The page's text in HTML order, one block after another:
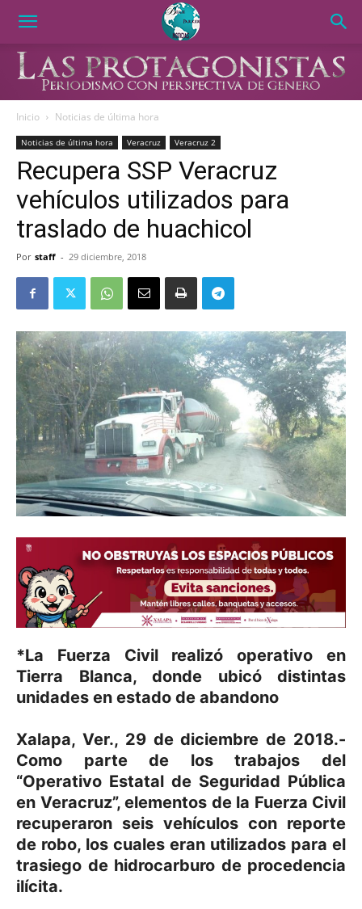
Inicio Noticias de última hora
Noticias de última hora Veracruz Veracruz 2
Recupera SSP Veracruz
vehículos utilizados para
traslado de huachicol
Por staff - 29 diciembre, 2018
*La Fuerza Civil realizó operativo en
Tierra Blanca, donde ubicó distintas
unidades en estado de abandono
Xalapa, Ver., 29 de diciembre de 2018.-
Como parte de los trabajos del
“Operativo Estatal de Seguridad Pública
en Veracruz”, elementos de la Fuerza Civil
recuperaron seis vehículos con reporte
de robo, los cuales eran utilizados para el
trasiego de hidrocarburo de procedencia
ilícita.